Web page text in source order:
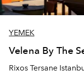
YEMEK
Velena By The
Rixos Tersane